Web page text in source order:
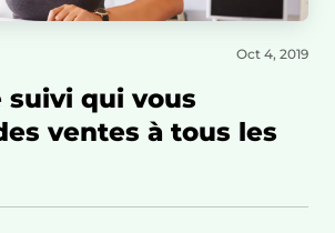
suivi qui vous
ventes à tous les
Oct 4, 2019